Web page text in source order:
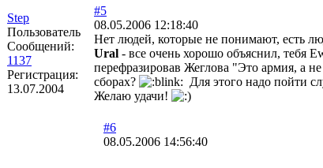
Step
Пользователь
Сообщений:
1137
Регистрация:
13.07.2004
#5
08.05.2006 12:18:40
Нет людей, которые не понимают, есть
Ural - все очень хорошо объяснил,
перефразировав Жеглова "Это армия, а
сборах?
Для этого надо пойти
Желаю удачи!
#6
08.05.2006 14:56:40